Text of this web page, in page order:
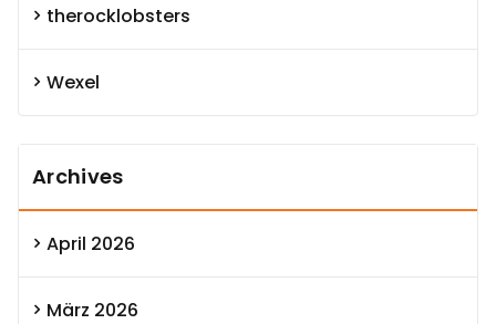
therocklobsters
Wexel
Archives
April 2026
März 2026